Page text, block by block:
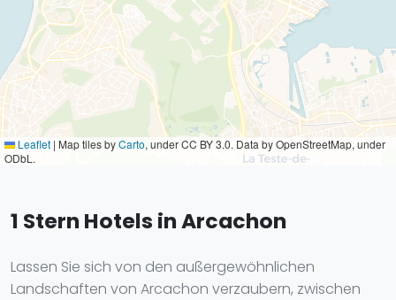
Leaflet | Map tiles byCarto, under CC BY 3.0. Data by OpenStreetMap, under
ODbL.
1 Stern Hotels in Arcachon
Lassen Sie sich von den außergewöhnlichen
Landschaften von Arcachon verzaubern, zwischen